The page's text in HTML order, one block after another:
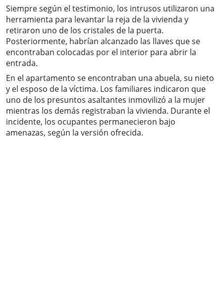
Siempre según el testimonio, los intrusos utilizaron una
herramienta para levantar la reja de la vivienda y
retiraron uno de los cristales de la puerta.
Posteriormente, habrían alcanzado las llaves que se
encontraban colocadas por el interior para abrir la
entrada.
En el apartamento se encontraban una abuela, su nieto
y el esposo de la víctima. Los familiares indicaron que
uno de los presuntos asaltantes inmovilizó a la mujer
mientras los demás registraban la vivienda. Durante el
incidente, los ocupantes permanecieron bajo
amenazas, según la versión ofrecida.